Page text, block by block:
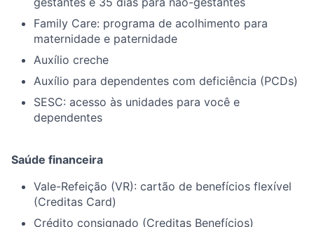
Family Care: programa de acolhimento para
maternidade e paternidade
Auxílio creche
Auxílio para dependentes com deficiência (PCDs)
SESC: acesso às unidades para você e
dependentes
Saúde financeira
Vale-Refeição (VR): cartão de benefícios flexível
(Creditas Card)
Crédito consignado (Creditas Benefícios)